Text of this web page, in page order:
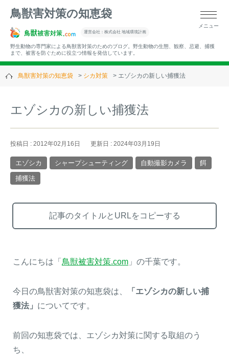
鳥獣害対策の知恵袋
運営会社：株式会社 地域環境計画
野生動物の専門家による鳥獣害対策のためのブログ。野生動物の生態、観察、忌避、捕獲
まで、被害を防ぐために役立つ情報を発信しています。
メニュー
▼キーワードから記事を探す
アウトドアライフを送るため
に
クビシン被害を減らすため
鳥獣害対策の知恵袋 シカ対策 エゾシカの新しい捕獲法
エゾシカの新しい捕獲法
投稿日 : 2012年02月16日 更新日 : 2024年03月19日
エゾシカ シャープシューティング 自動撮影カメラ
餌
捕獲法
記事のタイトルとURLをコピーする
こんにちは「 鳥獣被害対策.com 」の千葉です。
今日の鳥獣害対策の知恵袋は、
「エゾシカの新しい捕
獲法」 についてです。
前回の知恵袋では、エゾシカ対策に関する取組のう
ち、